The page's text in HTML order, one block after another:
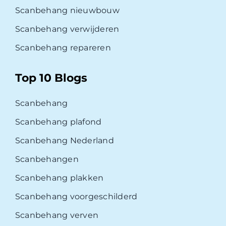
Scanbehang nieuwbouw
Scanbehang verwijderen
Scanbehang repareren
Top 10 Blogs
Scanbehang
Scanbehang plafond
Scanbehang Nederland
Scanbehangen
Scanbehang plakken
Scanbehang voorgeschilderd
Scanbehang verven